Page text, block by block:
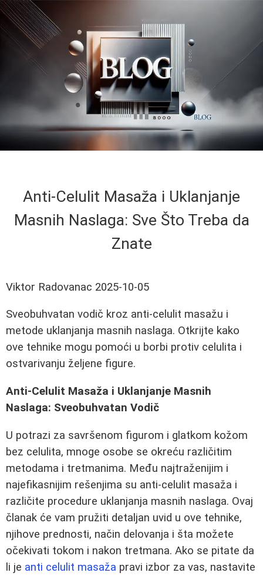
Anti-Celulit Masaža i Uklanjanje
Masnih Naslaga: Sve Što Treba da
Znate
Viktor Radovanac 2025-10-05
Sveobuhvatan vodič kroz anti-celulit masažu i
metode uklanjanja masnih naslaga. Otkrijte kako
ove tehnike mogu pomoći u borbi protiv celulita i
ostvarivanju željene figure.
Anti-Celulit Masaža i Uklanjanje Masnih
Naslaga: Sveobuhvatan Vodič
U potrazi za savršenom figurom i glatkom kožom
bez celulita, mnoge osobe se okreću različitim
metodama i tretmanima. Među najtraženijim i
najefikasnijim rešenjima su anti-celulit masaža i
različite procedure uklanjanja masnih naslaga. Ovaj
članak će vam pružiti detaljan uvid u ove tehnike,
njihove prednosti, način delovanja i šta možete
očekivati tokom i nakon tretmana. Ako se pitate da
li je anti celulit masaža pravi izbor za vas, nastavite